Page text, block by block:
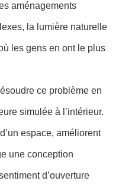
aménagements
la lumière naturelle
les gens en ont le plus
ce problème en
simulée à l’intérieur.
espace, améliorent
une conception
d’ouverture